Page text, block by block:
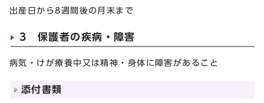
出産日から8週間後の月末まで
3 保護者の疾病・障害
病気・けが療養中又は精神・身体に障害があること
添付書類